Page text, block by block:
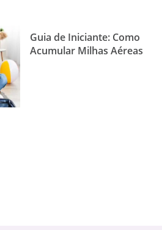
Guia de Iniciante: Como
Acumular Milhas Aéreas